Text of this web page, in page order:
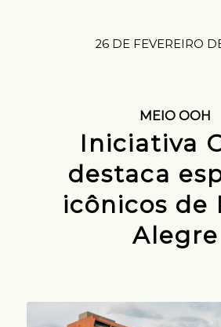
26 DE FEVEREIRO
MEIO OOH
Iniciativa
destaca
icônicos de
Alegre